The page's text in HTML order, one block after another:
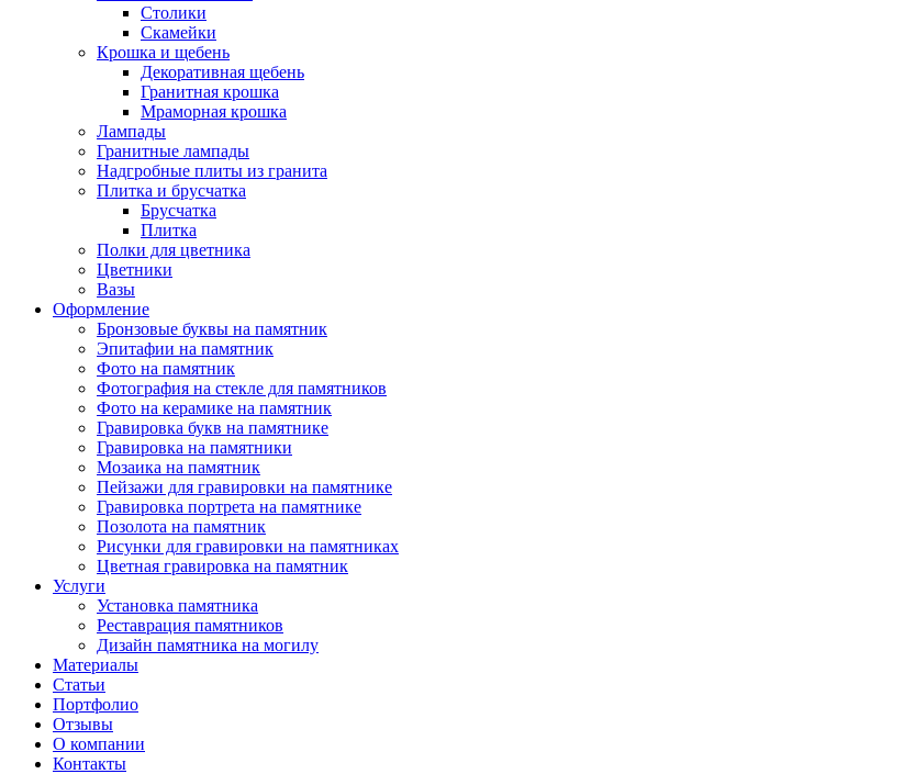
Столики
Скамейки
Крошка и щебень
Декоративная щебень
Гранитная крошка
Мраморная крошка
Лампады
Гранитные лампады
Надгробные плиты из гранита
Плитка и брусчатка
Брусчатка
Плитка
Полки для цветника
Цветники
Вазы
Оформление
Бронзовые буквы на памятник
Эпитафии на памятник
Фото на памятник
Фотография на стекле для памятников
Фото на керамике на памятник
Гравировка букв на памятнике
Гравировка на памятники
Мозаика на памятник
Пейзажи для гравировки на памятнике
Гравировка портрета на памятнике
Позолота на памятник
Рисунки для гравировки на памятниках
Цветная гравировка на памятник
Услуги
Установка памятника
Реставрация памятников
Дизайн памятника на могилу
Материалы
Статьи
Портфолио
Отзывы
О компании
Контакты